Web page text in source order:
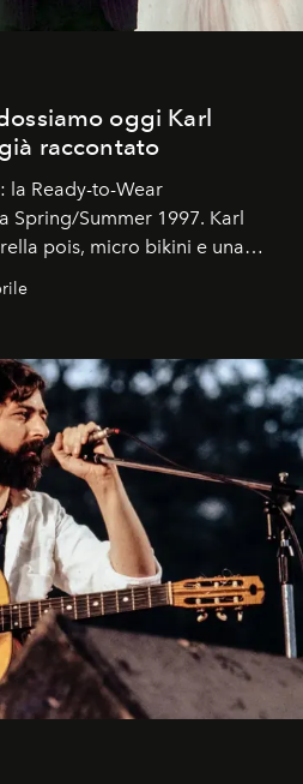
oggi Karl
raccontato
la Ready-to-Wear
Spring/Summer 1997. Karl
pois, micro bikini e una
spiaggia
dietro l'altra. Trent'anni dopo,
che abbiamo.